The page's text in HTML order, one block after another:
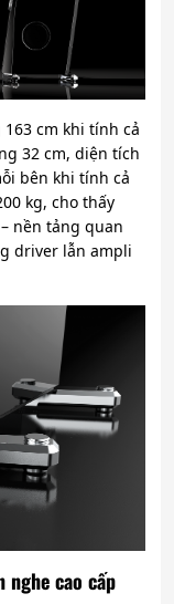
cm khi tính cả
32 cm, diện tích
bên khi tính cả
kg, cho thấy
nền tảng quan
driver lẫn ampli
nghe cao cấp